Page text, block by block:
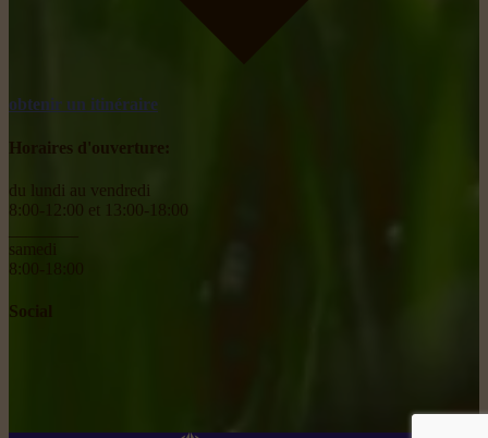
obtenir un itinéraire
Horaires d'ouverture:
du lundi au vendredi
8:00-12:00 et 13:00-18:00
samedi
8:00-18:00
Social